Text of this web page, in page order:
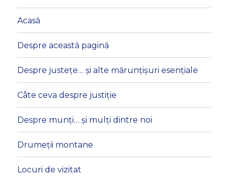
Acasă
Despre această pagină
Despre justețe… și alte mărunțișuri esențiale
Câte ceva despre justiție
Despre munți… și mulți dintre noi
Drumeții montane
Locuri de vizitat